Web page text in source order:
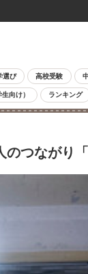
選び 高校受験
向け） ランキング
つながり